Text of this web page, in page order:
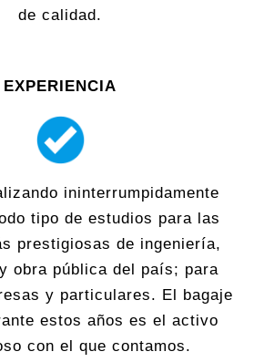
de calidad.
EXPERIENCIA
ininterrumpidamente
tipo de estudios para las
prestigiosas de ingeniería,
obra pública del país; para
y particulares. El bagaje
estos años es el activo
con el que contamos.